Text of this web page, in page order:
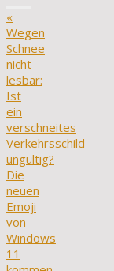
«
Wegen
Schnee
nicht
lesbar:
Ist
ein
verschneites
Verkehrsschild
ungültig?
Die
neuen
Emoji
von
Windows
11